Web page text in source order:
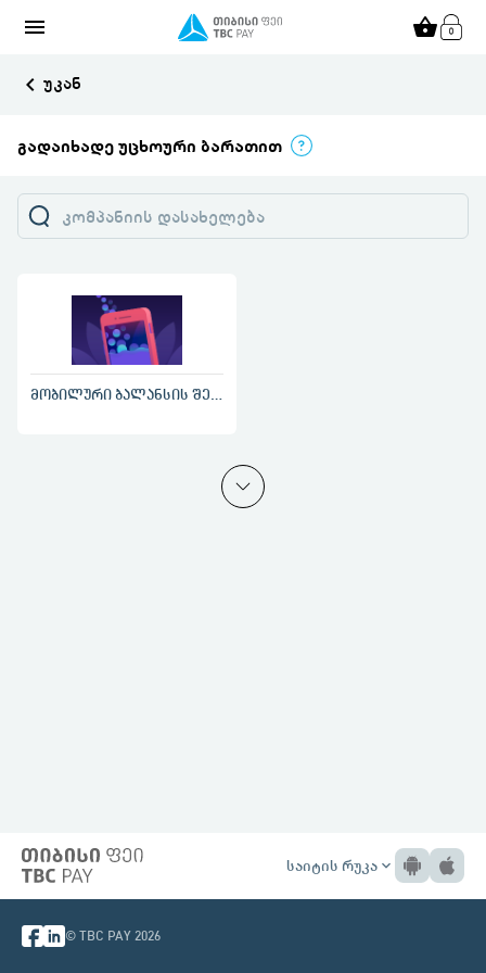
menu shopping_basket
keyboard_arrow_left უკან
გადაიხადე უცხოური ბარათით
საიტის რუკა expand_more
© TBC PAY 2026